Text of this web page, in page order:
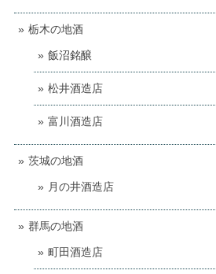
栃木の地酒
飯沼銘醸
松井酒造店
富川酒造店
茨城の地酒
月の井酒造店
群馬の地酒
町田酒造店